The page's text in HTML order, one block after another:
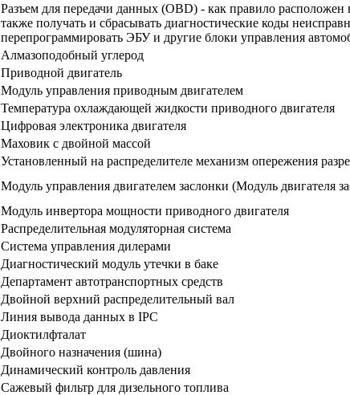
Разъем для передачи данных (OBD) - как правило
также получать и сбрасывать диагностические коды
перепрограммировать ЭБУ и другие блоки управления
Алмазоподобный углерод
Приводной двигатель
Модуль управления приводным двигателем
Температура охлаждающей жидкости приводного двигателя
Цифровая электроника двигателя
Маховик с двойной массой
Установленный на распределителе механизм опережения
Модуль управления двигателем заслонки (Модуль двигателя
Модуль инвертора мощности приводного двигателя
Распределительная модуляторная система
Система управления дилерами
Диагностический модуль утечки в баке
Департамент автотранспортных средств
Двойной верхний распределительный вал
Линия вывода данных в IPC
Диоктилфталат
Двойного назначения (шина)
Динамический контроль давления
Сажевый фильтр для дизельного топлива